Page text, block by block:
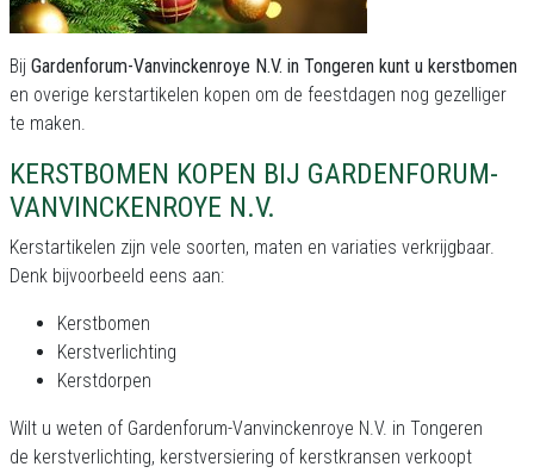
Bij Gardenforum-Vanvinckenroye N.V. in Tongeren kunt u kerstbomen
en overige kerstartikelen kopen om de feestdagen nog gezelliger
te maken.
KERSTBOMEN KOPEN BIJ GARDENFORUM-
VANVINCKENROYE N.V.
Kerstartikelen zijn vele soorten, maten en variaties verkrijgbaar.
Denk bijvoorbeeld eens aan:
Kerstbomen
Kerstverlichting
Kerstdorpen
Wilt u weten of Gardenforum-Vanvinckenroye N.V. in Tongeren
de kerstverlichting, kerstversiering of kerstkransen verkoopt